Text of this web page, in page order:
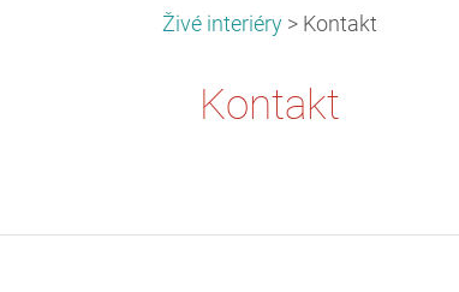
Živé interiéry > Kontakt
Kontakt